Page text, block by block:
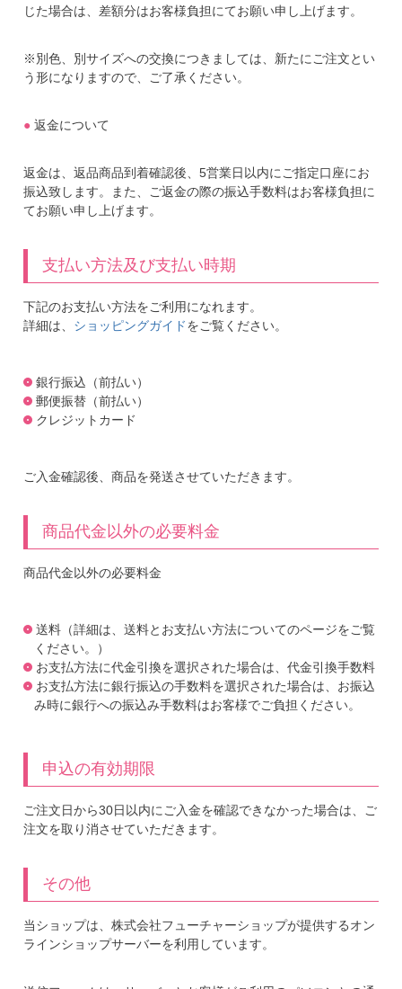
じた場合は、差額分はお客様負担にてお願い申し上げます。
※別色、別サイズへの交換につきましては、新たにご注文とい
う形になりますので、ご了承ください。
● 返金について
返金は、返品商品到着確認後、5営業日以内にご指定口座にお
振込致します。また、ご返金の際の振込手数料はお客様負担に
てお願い申し上げます。
支払い方法及び支払い時期
下記のお支払い方法をご利用になれます。
詳細は、 ショッピングガイドをご覧ください。
銀行振込（前払い）
郵便振替（前払い）
クレジットカード
ご入金確認後、商品を発送させていただきます。
商品代金以外の必要料金
商品代金以外の必要料金
送料（詳細は、送料とお支払い方法についてのページをご覧
ください。）
お支払方法に代金引換を選択された場合は、代金引換手数料
お支払方法に銀行振込の手数料を選択された場合は、お振込
み時に銀行への振込み手数料はお客様でご負担ください。
申込の有効期限
ご注文日から30日以内にご入金を確認できなかった場合は、ご
注文を取り消させていただきます。
その他
当ショップは、株式会社フューチャーショップが提供するオン
ラインショップサーバーを利用しています。